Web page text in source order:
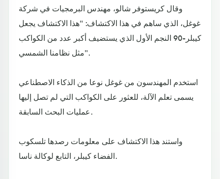
وقال كريستوفر شالو، مهندس البرمجيات في شركة
غوغل، الذي ساهم في هذا الاكتشاف: "هذا الاكتشاف يجعل
كيبلر-90 النجم الأول الذي يستضيف أكبر عدد من الكواكب
مثل نظامنا الشمسي".
استخدم المهندسون من غوغل نوعا من الذكاء الاصطناعي
يسمى تعلم الآلة، للعثور على الكواكب التي لم تصل إليها
عمليات البحث السابقة.
واستند هذا الاكتشاف على معلومات رصدها تلسكوب
الفضاء كيبلر، التابع لوكالة ناسا.